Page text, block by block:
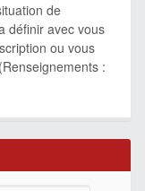
de
définir avec vous
ou vous
: